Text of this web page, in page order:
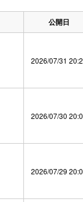
公開日
2026/07/31
2026/07/30
2026/07/29